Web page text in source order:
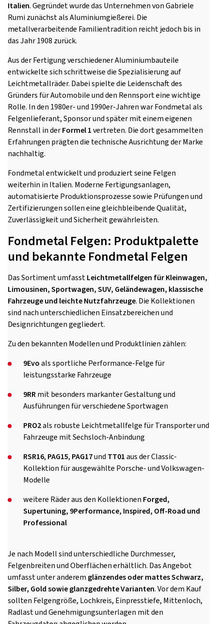
Italien. Gegründet wurde das Unternehmen von Gabriele
Rumi zunächst als Aluminiumgießerei. Die
metallverarbeitende Familientradition reicht jedoch bis in
das Jahr 1908 zurück.
Aus der Fertigung verschiedener Aluminiumbauteile
entwickelte sich schrittweise die Spezialisierung auf
Leichtmetallräder. Dabei spielte die Leidenschaft des
Gründers für Automobile und den Rennsport eine wichtige
Rolle. In den 1980er- und 1990er-Jahren war Fondmetal als
Felgenlieferant, Sponsor und später mit einem eigenen
Rennstall in derFormel 1vertreten. Die dort gesammelten
Erfahrungen prägten die technische Ausrichtung der Marke
nachhaltig.
Fondmetal entwickelt und produziert seine Felgen
weiterhin in Italien. Moderne Fertigungsanlagen,
automatisierte Produktionsprozesse sowie Prüfungen und
Zertifizierungen sollen eine gleichbleibende Qualität,
Zuverlässigkeit und Sicherheit gewährleisten.
Fondmetal Felgen: Produktpalette
und bekannte Fondmetal Felgen
Das Sortiment umfasstLeichtmetallfelgen für Kleinwagen,
Limousinen, Sportwagen, SUV, Geländewagen, klassische
Fahrzeuge und leichte Nutzfahrzeuge. Die Kollektionen
sind nach unterschiedlichen Einsatzbereichen und
Designrichtungen gegliedert.
Zu den bekannten Modellen und Produktlinien zählen:
9Evoals sportliche Performance-Felge für
leistungsstarke Fahrzeuge
9RRmit besonders markanter Gestaltung und
Ausführungen für verschiedene Sportwagen
PRO2als robuste Leichtmetallfelge für Transporter und
Fahrzeuge mit Sechsloch-Anbindung
RSR16, PAG15, PAG17und TT01aus der Classic-
Kollektion für ausgewählte Porsche- und Volkswagen-
Modelle
weitere Räder aus den Kollektionen Forged,
Supertuning, 9Performance, Inspired, Off-Road und
Professional
Je nach Modell sind unterschiedliche Durchmesser,
Felgenbreiten und Oberflächen erhältlich. Das Angebot
umfasst unter anderem glänzendes oder mattes Schwarz,
Silber, Gold sowie glanzgedrehte Varianten. Vor dem Kauf
sollten Felgengröße, Lochkreis, Einpresstiefe, Mittenloch,
Radlast und Genehmigungsunterlagen mit den